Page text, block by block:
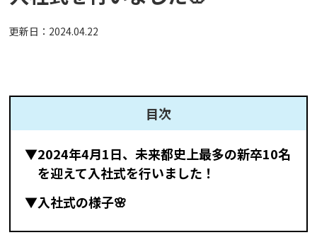
更新日： 2024.04.22
目次
▼2024年4月1日、未来都史上最多の新卒10名
を迎えて入社式を行いました！
▼入社式の様子🌸